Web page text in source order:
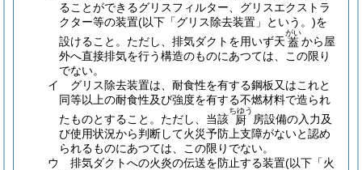
ることができるグリスフィルター、グリスエクストラ
クター等の装置(以下「グリス除去装置」という。)を
設けること。 ただし、排気ダクトを用いず天 蓋
がい
から屋
外へ直接排気を行う構造のものにあつては、この限り
でない。
イ
グリス除去装置は、耐食性を有する鋼板又はこれと
同等以上の耐食性及び強度を有する不燃材料で造られ
たものとすること。 ただし、当該 厨
ちゆう
房設備の入力及
び使用状況から判断して火災予防上支障がないと認め
られるものにあつては、この限りでない。
ウ
排気ダクトへの火炎の伝送を防止する装置(以下「火